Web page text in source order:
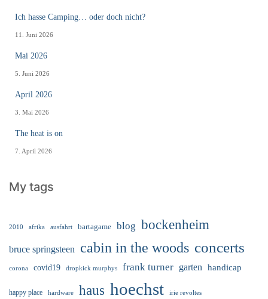
Ich hasse Camping… oder doch nicht?
11. Juni 2026
Mai 2026
5. Juni 2026
April 2026
3. Mai 2026
The heat is on
7. April 2026
My tags
2010 afrika ausfahrt bartagame blog bockenheim
bruce springsteen cabin in the woods concerts
corona covid19 dropkick murphys frank turner garten handicap
happy place hardware haus hoechst irie revoltes